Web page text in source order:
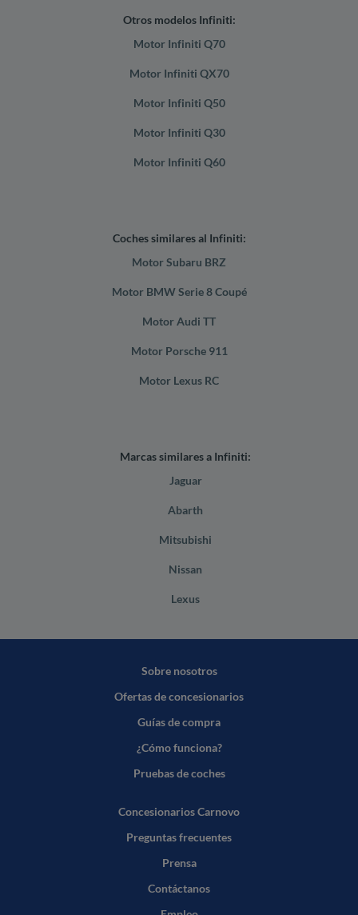
Otros modelos Infiniti:
Motor Infiniti Q70
Motor Infiniti QX70
Motor Infiniti Q50
Motor Infiniti Q30
Motor Infiniti Q60
Coches similares al Infiniti:
Motor Subaru BRZ
Motor BMW Serie 8 Coupé
Motor Audi TT
Motor Porsche 911
Motor Lexus RC
Marcas similares a Infiniti:
Jaguar
Abarth
Mitsubishi
Nissan
Lexus
Sobre nosotros
Ofertas de concesionarios
Guías de compra
¿Cómo funciona?
Pruebas de coches
Concesionarios Carnovo
Preguntas frecuentes
Prensa
Contáctanos